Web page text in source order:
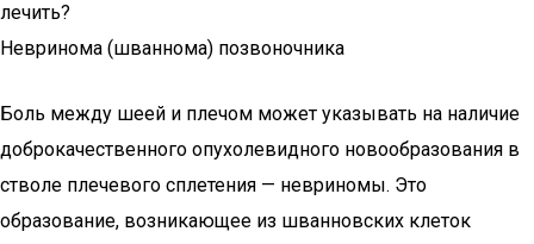
лечить?
Невринома (шваннома) позвоночника
Боль между шеей и плечом может указывать на наличие
доброкачественного опухолевидного новообразования в
стволе плечевого сплетения — невриномы. Это
образование, возникающее из шванновских клеток